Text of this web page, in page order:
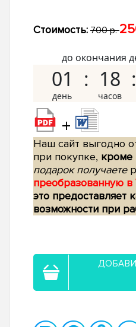
Стоимость: 700 р.
до окончания
01 18
+
Наш сайт выгодно
при покупке, кроме
подарок получаете
преобразованную в
это предоставляет
возможности при